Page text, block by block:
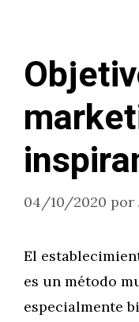
04/10/2020 por
El
es un método
especialmente